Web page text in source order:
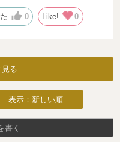
0 Like! 0
見る
表示：新しい順
書く